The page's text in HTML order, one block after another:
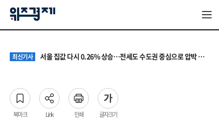
최신기사 서울 집값 다시 0.26% 상승…전세도 수도권 중심으로 압박 커져
최신기사 원·하청 교섭 갈등에 안전 지원 위축까지… 노란봉투법 불확실성 해법은
최신기사 청소년 혐오 표현, '처벌과 낙인'에서 '교양과 상식'으로
북마크 Link 인쇄 글자크기